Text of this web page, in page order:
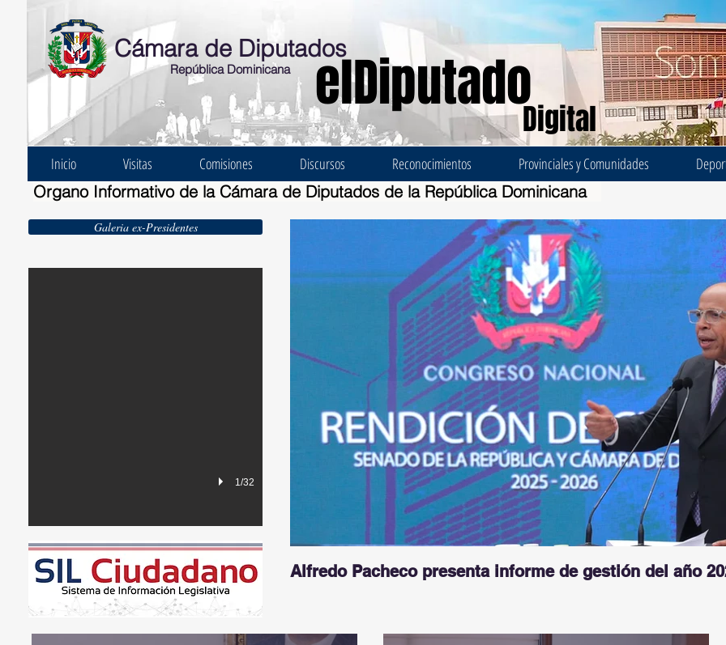
Digital
elDiputado
Cámara de Diputados
República Dominicana
Inicio Visitas Comisiones Discursos Reconocimientos Provinciales y Comunidades
Organo Informativo de la Cámara de Diputados de la República Dominicana
Galeria ex-Presidentes
Ernesto Bonelli Burgos 1924-1930
1/32
Alfredo Pacheco presenta informe de gestión del año